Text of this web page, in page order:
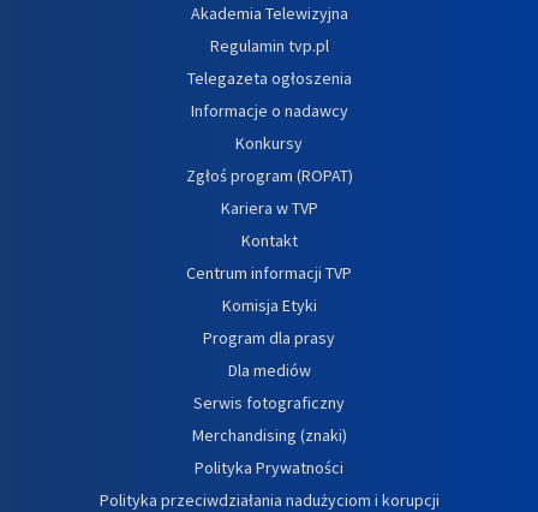
Akademia Telewizyjna
Regulamin tvp.pl
Telegazeta ogłoszenia
Informacje o nadawcy
Konkursy
Zgłoś program (ROPAT)
Kariera w TVP
Kontakt
Centrum informacji TVP
Komisja Etyki
Program dla prasy
Dla mediów
Serwis fotograficzny
Merchandising (znaki)
Polityka Prywatności
Polityka przeciwdziałania nadużyciom i korupcji